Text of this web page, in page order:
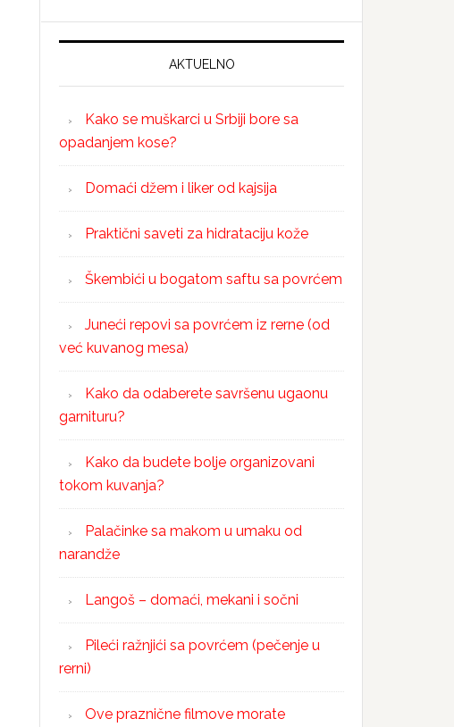
AKTUELNO
Kako se muškarci u Srbiji bore sa
opadanjem kose?
Domaći džem i liker od kajsija
Praktični saveti za hidrataciju kože
Škembići u bogatom saftu sa povrćem
Juneći repovi sa povrćem iz rerne (od
već kuvanog mesa)
Kako da odaberete savršenu ugaonu
garnituru?
Kako da budete bolje organizovani
tokom kuvanja?
Palačinke sa makom u umaku od
narandže
Langoš – domaći, mekani i sočni
Pileći ražnjići sa povrćem (pečenje u
rerni)
Ove praznične filmove morate